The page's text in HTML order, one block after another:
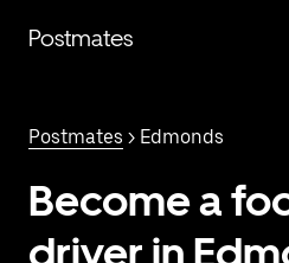
contenido
Postmates
Postmates > Edmonds
Become a